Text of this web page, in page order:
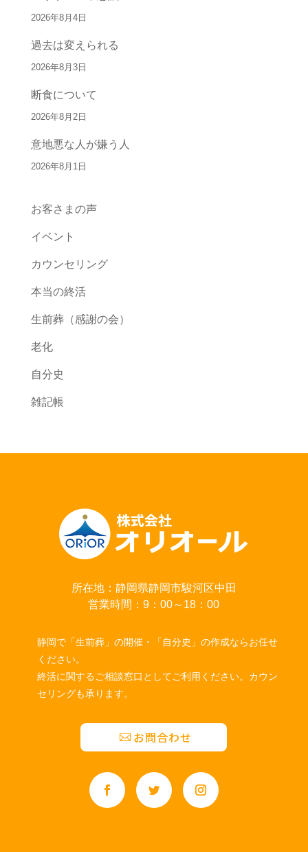
2026年8月4日
過去は変えられる
2026年8月3日
断食について
2026年8月2日
意地悪な人が嫌う人
2026年8月1日
お客さまの声
イベント
カウンセリング
本当の終活
生前葬（感謝の会）
老化
自分史
雑記帳
所在地：静岡県静岡市駿河区中田
営業時間：9：00～18：00
静岡で「生前葬」の開催・「自分史」の作成ならお任せ
ください。
終活に関するご相談窓口としてご利用ください。カウン
セリングも承ります。
お問合わせ